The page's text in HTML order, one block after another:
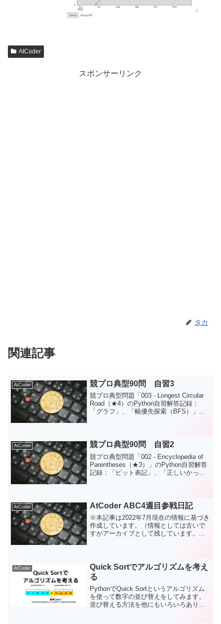
AtCoder
スポンサーリンク
タカ
関連記事
AtCoder 競プロ典型90問 自習3
競プロ典型問題「003 - Longest Circular
Road（★4）のPython自習解答記録：
「グラフ」、「幅優先探索（BFS）」、
AtCoder 競プロ典型90問 自習2
競プロ典型問題「002 - Encyclopedia of
Parentheses（★3）」のPython自習解答
記録：「ビット表記」、「正しいかっこ
AtCoder AtCoder ABC4週目参戦日記
※本記事は2022年7月現在の情報に基づき
作成しています。（情報としては古いで
すがアーカイブとして残しています。）
進みません...
AtCoder
Quick Sortでアルゴリズムを考え
る
PythonでQuick Sortというアルゴリズム
を使って数字の並び替えをしてみます。
並び替える方法を他にもいろいろありま